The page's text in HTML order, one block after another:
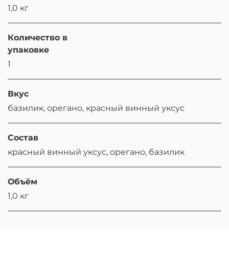
1,0 кг
Количество в
упаковке
1
Вкус
базилик, орегано, красный винный уксус
Состав
красный винный уксус, орегано, базилик
Объём
1,0 кг